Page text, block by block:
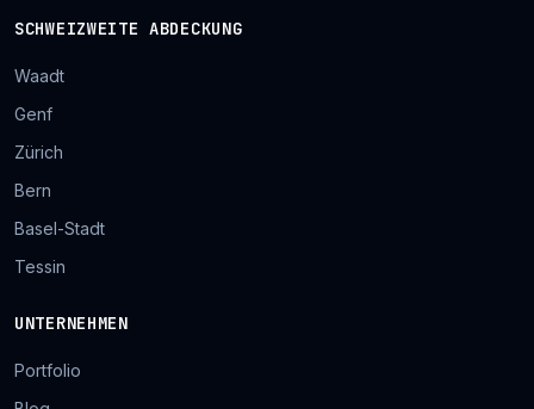
SCHWEIZWEITE ABDECKUNG
Waadt
Genf
Zürich
Bern
Basel-Stadt
Tessin
UNTERNEHMEN
Portfolio